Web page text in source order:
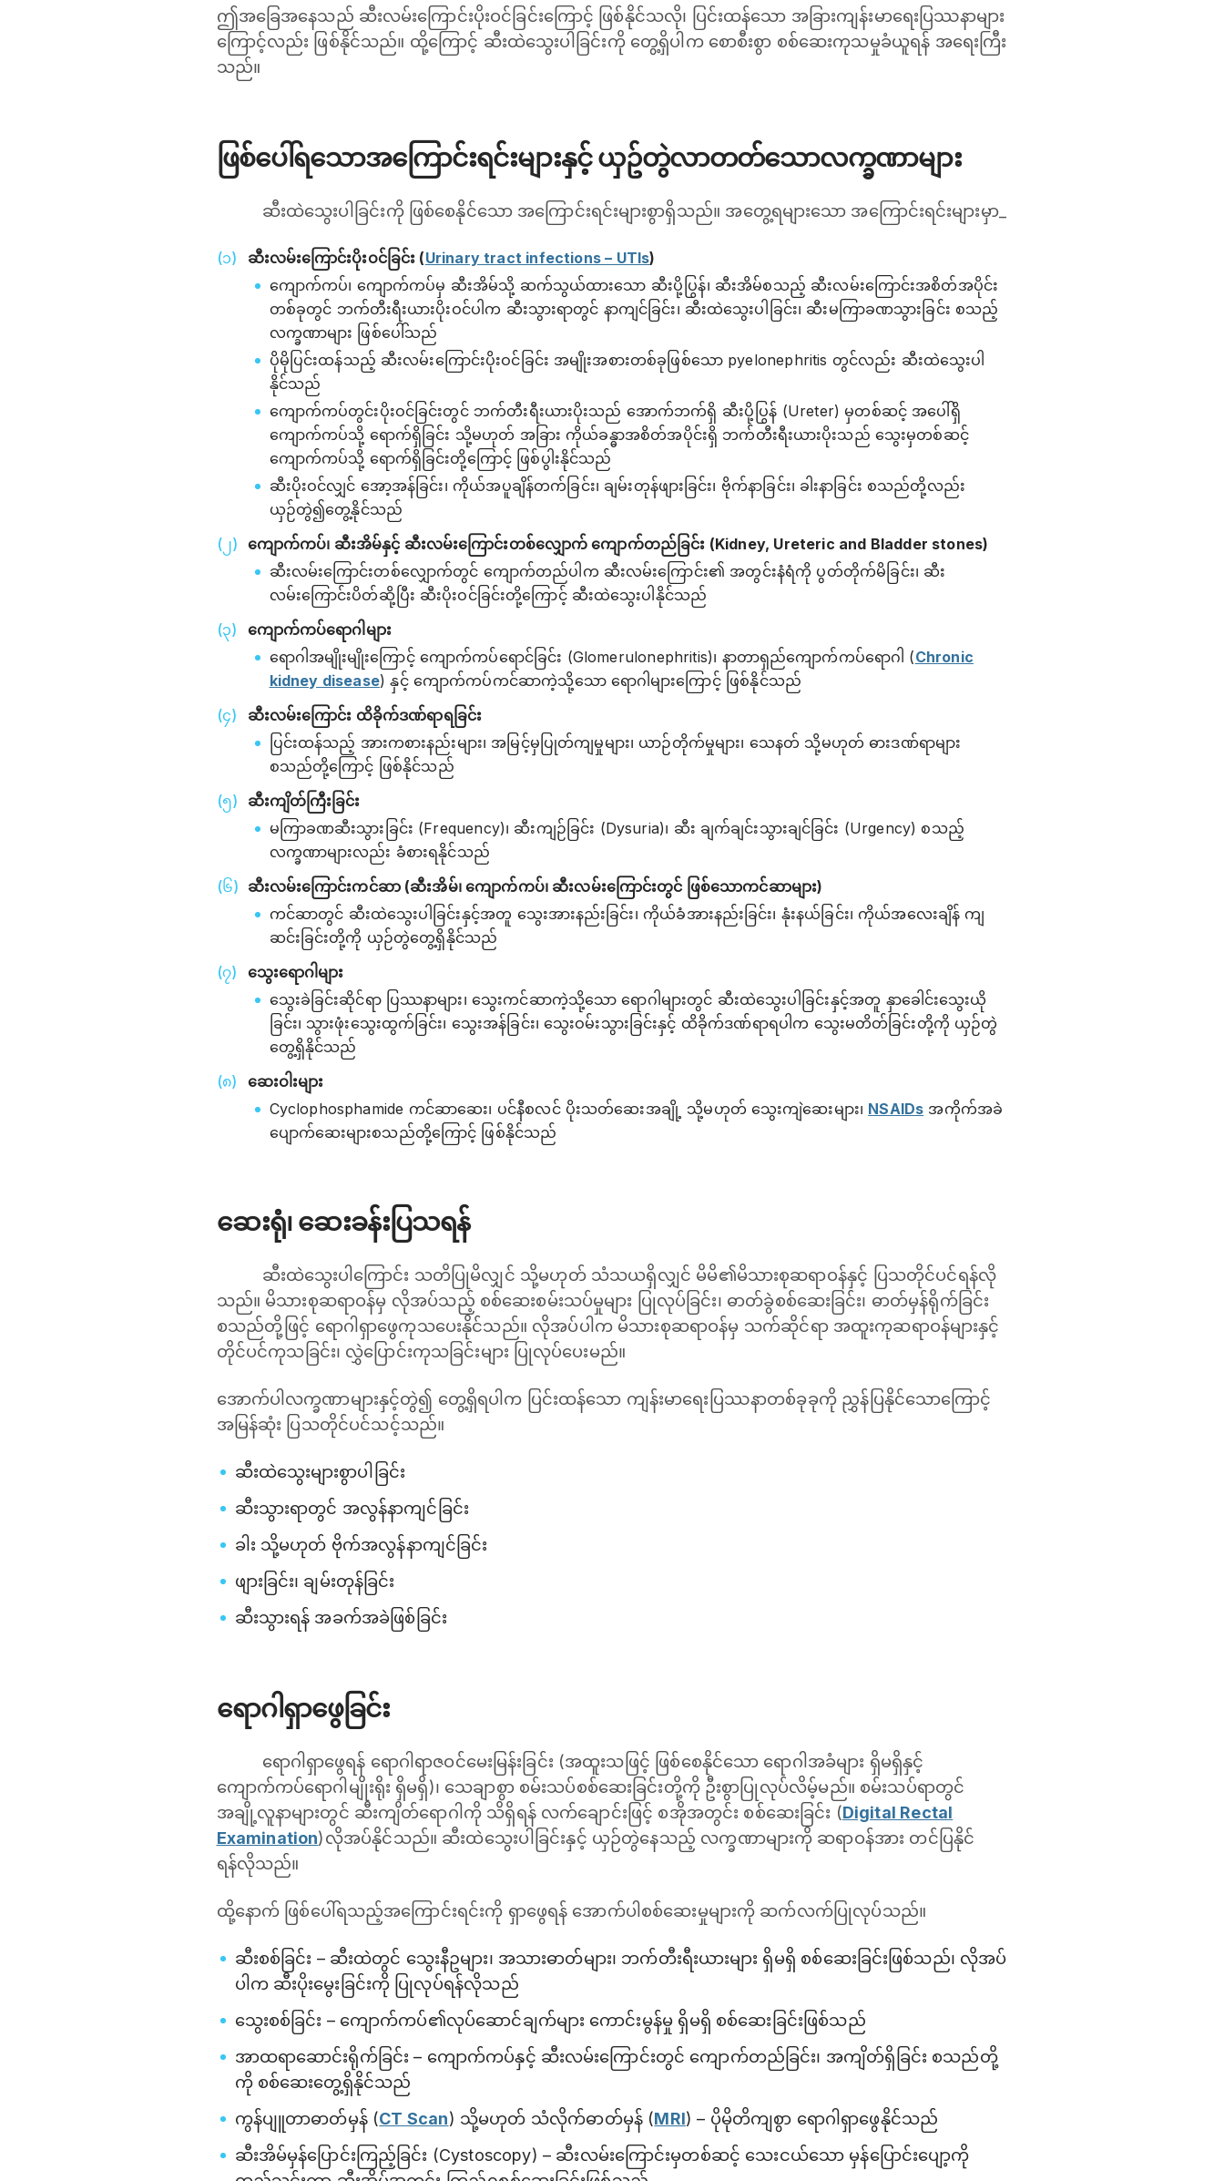
ဤအခြေအနေသည် ဆီးလမ်းကြောင်းပိုးဝင်ခြင်းကြောင့် ဖြစ်နိုင်သလို၊ ပြင်းထန်သော အခြားကျန်းမာရေးပြဿနာများ
ကြောင့်လည်း ဖြစ်နိုင်သည်။ ထို့ကြောင့် ဆီးထဲသွေးပါခြင်းကို တွေ့ရှိပါက စောစီးစွာ စစ်ဆေးကုသမှုခံယူရန် အရေးကြီး
သည်။
ဖြစ်ပေါ်ရသောအကြောင်းရင်းများနှင့် ယှဥ်တွဲလာတတ်သောလက္ခဏာများ
ဆီးထဲသွေးပါခြင်းကို ဖြစ်စေနိုင်သော အကြောင်းရင်းများစွာရှိသည်။ အတွေ့ရများသော အကြောင်းရင်းများမှာ_
ဆီးလမ်းကြောင်းပိုးဝင်ခြင်း (Urinary tract infections – UTIs)
ကျောက်ကပ်၊ ကျောက်ကပ်မှ ဆီးအိမ်သို့ ဆက်သွယ်ထားသော ဆီးပို့ပြွန်၊ ဆီးအိမ်စသည့် ဆီးလမ်းကြောင်းအစိတ်အပိုင်း
တစ်ခုတွင် ဘက်တီးရီးယားပိုးဝင်ပါက ဆီးသွားရာတွင် နာကျင်ခြင်း၊ ဆီးထဲသွေးပါခြင်း၊ ဆီးမကြာခဏသွားခြင်း စသည့်
လက္ခဏာများ ဖြစ်ပေါ်သည်
ပိုမိုပြင်းထန်သည့် ဆီးလမ်းကြောင်းပိုးဝင်ခြင်း အမျိုးအစားတစ်ခုဖြစ်သော pyelonephritis တွင်လည်း ဆီးထဲသွေးပါ
နိုင်သည်
ကျောက်ကပ်တွင်းပိုးဝင်ခြင်းတွင် ဘက်တီးရီးယားပိုးသည် အောက်ဘက်ရှိ ဆီးပို့ပြွန် (Ureter) မှတစ်ဆင့် အပေါ်ရှိ
ကျောက်ကပ်သို့ ရောက်ရှိခြင်း သို့မဟုတ် အခြား ကိုယ်ခန္ဓာအစိတ်အပိုင်းရှိ ဘက်တီးရီးယားပိုးသည် သွေးမှတစ်ဆင့်
ကျောက်ကပ်သို့ ရောက်ရှိခြင်းတို့ကြောင့် ဖြစ်ပွါးနိုင်သည်
ဆီးပိုးဝင်လျှင် အော့အန်ခြင်း၊ ကိုယ်အပူချိန်တက်ခြင်း၊ ချမ်းတုန်ဖျားခြင်း၊ ဗိုက်နာခြင်း၊ ခါးနာခြင်း စသည်တို့လည်း
ယှဉ်တွဲ၍တွေ့နိုင်သည်
ကျောက်ကပ်၊ ဆီးအိမ်နှင့် ဆီးလမ်းကြောင်းတစ်လျှောက် ကျောက်တည်ခြင်း (Kidney, Ureteric and Bladder stones)
ဆီးလမ်းကြောင်းတစ်လျှောက်တွင် ကျောက်တည်ပါက ဆီးလမ်းကြောင်း၏ အတွင်းနံရံကို ပွတ်တိုက်မိခြင်း၊ ဆီး
လမ်းကြောင်းပိတ်ဆို့ပြီး ဆီးပိုးဝင်ခြင်းတို့ကြောင့် ဆီးထဲသွေးပါနိုင်သည်
ကျောက်ကပ်ရောဂါများ
ရောဂါအမျိုးမျိုးကြောင့် ကျောက်ကပ်ရောင်ခြင်း (Glomerulonephritis)၊ နာတာရှည်ကျောက်ကပ်ရောဂါ (Chronic
kidney disease) နှင့် ကျောက်ကပ်ကင်ဆာကဲ့သို့သော ရောဂါများကြောင့် ဖြစ်နိုင်သည်
ဆီးလမ်းကြောင်း ထိခိုက်ဒဏ်ရာရခြင်း
ပြင်းထန်သည့် အားကစားနည်းများ၊ အမြင့်မှပြုတ်ကျမှုများ၊ ယာဉ်တိုက်မှုများ၊ သေနတ် သို့မဟုတ် ဓားဒဏ်ရာများ
စသည်တို့ကြောင့် ဖြစ်နိုင်သည်
ဆီးကျိတ်ကြီးခြင်း
မကြာခဏဆီးသွားခြင်း (Frequency)၊ ဆီးကျဉ်ခြင်း (Dysuria)၊ ဆီး ချက်ချင်းသွားချင်ခြင်း (Urgency) စသည့်
လက္ခဏာများလည်း ခံစားရနိုင်သည်
ဆီးလမ်းကြောင်းကင်ဆာ (ဆီးအိမ်၊ ကျောက်ကပ်၊ ဆီးလမ်းကြောင်းတွင် ဖြစ်သောကင်ဆာများ)
ကင်ဆာတွင် ဆီးထဲသွေးပါခြင်းနှင့်အတူ သွေးအားနည်းခြင်း၊ ကိုယ်ခံအားနည်းခြင်း၊ နုံးနယ်ခြင်း၊ ကိုယ်အလေးချိန် ကျ
ဆင်းခြင်းတို့ကို ယှဉ်တွဲတွေ့ရှိနိုင်သည်
သွေးရောဂါများ
သွေးခဲခြင်းဆိုင်ရာ ပြဿနာများ၊ သွေးကင်ဆာကဲ့သို့သော ရောဂါများတွင် ဆီးထဲသွေးပါခြင်းနှင့်အတူ နှာခေါင်းသွေးယို
ခြင်း၊ သွားဖုံးသွေးထွက်ခြင်း၊ သွေးအန်ခြင်း၊ သွေးဝမ်းသွားခြင်းနှင့် ထိခိုက်ဒဏ်ရာရပါက သွေးမတိတ်ခြင်းတို့ကို ယှဉ်တွဲ
တွေ့ရှိနိုင်သည်
ဆေးဝါးများ
Cyclophosphamide ကင်ဆာဆေး၊ ပင်နီစလင် ပိုးသတ်ဆေးအချို့ သို့မဟုတ် သွေးကျဲဆေးများ၊ NSAIDs အကိုက်အခဲ
ပျောက်ဆေးများစသည်တို့ကြောင့် ဖြစ်နိုင်သည်
ဆေးရုံ၊ ဆေးခန်းပြသရန်
ဆီးထဲသွေးပါကြောင်း သတိပြုမိလျှင် သို့မဟုတ် သံသယရှိလျှင် မိမိ၏မိသားစုဆရာဝန်နှင့် ပြသတိုင်ပင်ရန်လို
သည်။ မိသားစုဆရာဝန်မှ လိုအပ်သည့် စစ်ဆေးစမ်းသပ်မှုများ ပြုလုပ်ခြင်း၊ ဓာတ်ခွဲစစ်ဆေးခြင်း၊ ဓာတ်မှန်ရိုက်ခြင်း
စသည်တို့ဖြင့် ရောဂါရှာ‌ဖွေကုသပေးနိုင်သည်။ လိုအပ်ပါက မိသားစုဆရာဝန်မှ သက်ဆိုင်ရာ အထူးကုဆရာဝန်များနှင့်
တိုင်ပင်ကုသခြင်း၊​ လွှဲပြောင်းကုသခြင်းများ ပြုလုပ်ပေးမည်။
အောက်ပါလက္ခဏာများနှင့်တွဲ၍ တွေ့ရှိရပါက ပြင်းထန်သော ကျန်းမာရေးပြဿနာတစ်ခုခုကို ညွှန်ပြနိုင်သောကြောင့်
အမြန်ဆုံး ပြသတိုင်ပင်သင့်သည်။
ဆီးထဲသွေးများစွာပါခြင်း
ဆီးသွားရာတွင် အလွန်နာကျင်ခြင်း
ခါး သို့မဟုတ် ဗိုက်အလွန်နာကျင်ခြင်း
ဖျားခြင်း၊ ချမ်းတုန်ခြင်း
ဆီးသွားရန် အခက်အခဲဖြစ်ခြင်း
ရောဂါရှာဖွေခြင်း
ရောဂါရှာဖွေရန် ရောဂါရာဇဝင်မေးမြန်းခြင်း (အထူးသဖြင့် ဖြစ်စေနိုင်သော ရောဂါအခံများ ရှိမရှိနှင့်
ကျောက်ကပ်ရောဂါမျိုးရိုး ရှိမရှိ)၊ သေချာစွာ စမ်းသပ်စစ်‌ဆေးခြင်းတို့ကို ဦးစွာပြုလုပ်လိမ့်မည်။ စမ်းသပ်ရာတွင်
အချို့လူနာများတွင် ဆီးကျိတ်ရောဂါကို သိရှိရန် လက်ချောင်းဖြင့် စအိုအတွင်း စစ်ဆေးခြင်း (Digital Rectal
Examination)လိုအပ်နိုင်သည်။ ဆီးထဲသွေးပါခြင်းနှင့် ယှဉ်တွဲနေသည့် လက္ခဏာများကို ဆရာဝန်အား တင်ပြနိုင်
ရန်လိုသည်။
ထို့နောက် ဖြစ်ပေါ်ရသည့်အကြောင်းရင်းကို ရှာဖွေရန် အောက်ပါစစ်ဆေးမှုများကို ဆက်လက်ပြုလုပ်သည်။
ဆီးစစ်ခြင်း – ‌ဆီးထဲတွင် သွေးနီဥများ၊ အသားဓာတ်များ၊ ဘက်တီးရီးယားများ ရှိမရှိ စစ်ဆေးခြင်းဖြစ်သည်၊ လိုအပ်
ပါက ဆီးပိုးမွေးခြင်းကို ပြုလုပ်ရန်လိုသည်
သွေးစစ်ခြင်း – ကျောက်ကပ်၏လုပ်ဆောင်ချက်များ ကောင်းမွန်မှု ရှိမရှိ စစ်ဆေးခြင်းဖြစ်သည်
အာထရာဆောင်းရိုက်ခြင်း – ကျောက်ကပ်နှင့် ဆီးလမ်းကြောင်းတွင် ကျောက်တည်ခြင်း၊ အကျိတ်ရှိခြင်း စသည်တို့
ကို စစ်ဆေးတွေ့ရှိနိုင်သည်
ကွန်ပျူတာဓာတ်မှန် (CT Scan) သို့မဟုတ် သံလိုက်ဓာတ်မှန် (MRI) – ပိုမိုတိကျစွာ ရောဂါရှာဖွေနိုင်သည်
ဆီးအိမ်မှန်ပြောင်းကြည့်ခြင်း (Cystoscopy) – ဆီးလမ်းကြောင်းမှတစ်ဆင့် သေးငယ်သော မှန်ပြောင်းပျော့ကို